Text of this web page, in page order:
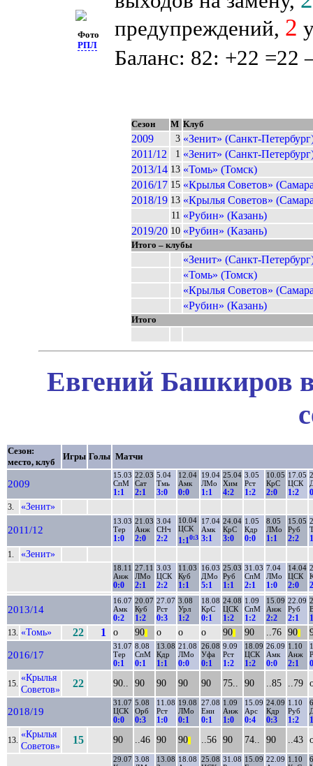
Фото
РПЛ
предупреждений, 2
Баланс: 82: +22 =22
Сезон М Клуб
2009 3 «Зенит» (Санкт-
2011/12
1 «Зенит» (Санкт-
2013/14 13 «Томь» (Томск)
2016/17 15 «Крылья Советов»
2018/19 13 «Крылья Советов»
11 «Рубин» (Казань)
2019/20 10 «Рубин» (Казань)
Итого – клубы
«Зенит» (Санкт-
«Томь» (Томск)
«Крылья Советов»
«Рубин» (Казань)
Итого
Евгений Башкиров
Сезон:
место, клуб
Игры Голы Матчи
2009
15.03
СпМ
1:1
22.03
Сат
2:1
5.04
Тмь
3:0
12.04
Амк
0:0
19.04
ЛМо
1:1
25.04
Хим
4:2
3.05
Рст
1:2
10.05
КрС
2:0
17.05
ЦСК
1:2
3. «Зенит»
2011/12
13.03
Тер
1:0
21.03
Анж
2:0
3.04
СНч
2:2
10.04
ЦСК
1:10:3
17.04
Амк
3:1
24.04
КрС
3:0
1.05
Кдр
0:0
8.05
ЛМо
1:1
15.05
Руб
2:2
1. «Зенит»
18.11
Анж
0:0
27.11
ЛМо
2:1
3.03
ЦСК
2:2
11.03
Куб
1:1
16.03
ДМо
5:1
25.03
Руб
1:1
31.03
СпМ
2:1
7.04
ЛМо
1:0
14.04
ЦСК
2:0
2013/14
16.07
Амк
0:2
20.07
Куб
1:2
27.07
Рст
0:3
3.08
Урл
1:2
18.08
КрС
0:1
24.08
ЦСК
1:2
1.09
СпМ
1:2
15.09
Анж
2:2
22.09
Руб
2:1
13. «Томь» 22 1 о 90 о о о 90 90 ..76 90
2016/17
31.07
Тер
0:1
8.08
СпМ
0:1
13.08
Кдр
1:1
21.08
ЛМо
0:0
26.08
Уфа
0:1
9.09
Рст
1:2
18.09
ЦСК
1:2
26.09
Амк
0:0
1.10
Анж
2:1
15.
«Крылья
Советов»
22 90.. 90 90 90 90 75.. 90 ..85 ..79
2018/19
31.07
ЦСК
0:0
5.08
Орб
0:3
11.08
Рст
1:0
19.08
ЛМо
0:1
27.08
Ени
0:1
1.09
Анж
1:0
15.09
Арс
0:4
24.09
Кдр
0:3
1.10
Руб
1:2
13.
«Крылья
Советов»
15 90 ..46 90 90 ..56 90 74.. 90 ..43
29.07 3.08
13.08 18.08 25.08 31.08 15.09 22.09 1.10